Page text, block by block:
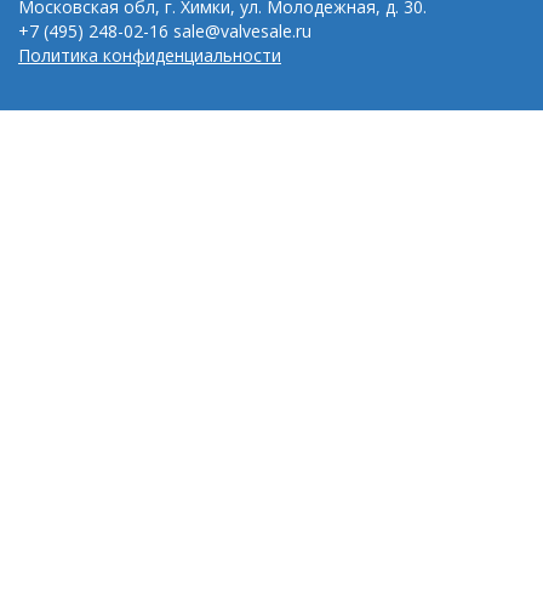
Московская обл, г. Химки, ул. Молодежная, д. 30.
+7 (495) 248-02-16 sale@valvesale.ru
Политика конфиденциальности